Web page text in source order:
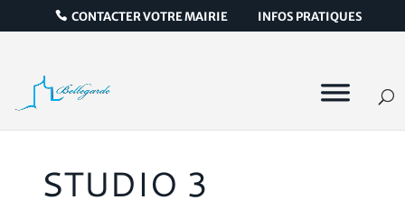
CONTACTER VOTRE MAIRIE INFOS PRATIQUES
STUDIO 3